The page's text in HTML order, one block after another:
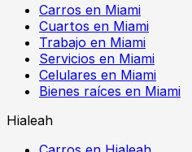
Carros en Miami
Cuartos en Miami
Trabajo en Miami
Servicios en Miami
Celulares en Miami
Bienes raíces en Miami
Hialeah